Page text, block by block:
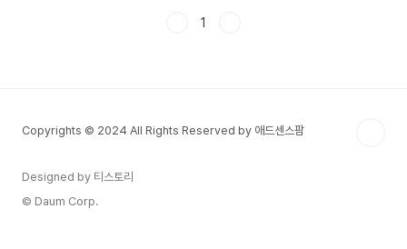
1
Copyrights © 2024 All Rights Reserved by 애드센스팜
Designed by 티스토리
© Daum Corp.